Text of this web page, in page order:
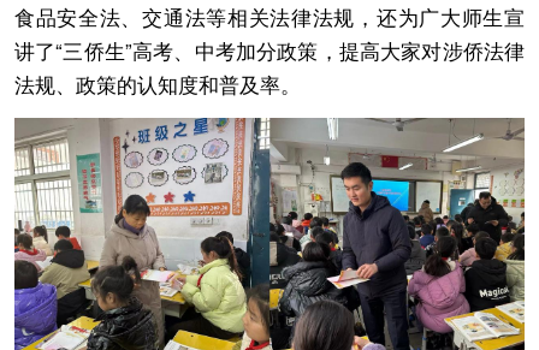
食品安全法、交通法等相关法律法规，还为广大师生宣
讲了“三侨生”高考、中考加分政策，提高大家对涉侨法律
法规、政策的认知度和普及率。